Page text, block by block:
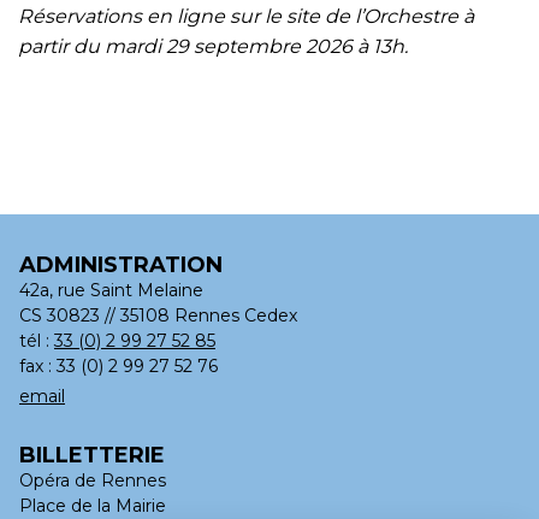
Réservations en ligne sur le site de l’Orchestre à
partir du mardi 29 septembre 2026 à 13h.
ADMINISTRATION
42a, rue Saint Melaine
CS 30823 // 35108 Rennes Cedex
tél :33 (0) 2 99 27 52 85
fax : 33 (0) 2 99 27 52 76
email
BILLETTERIE
Opéra de Rennes
Place de la Mairie